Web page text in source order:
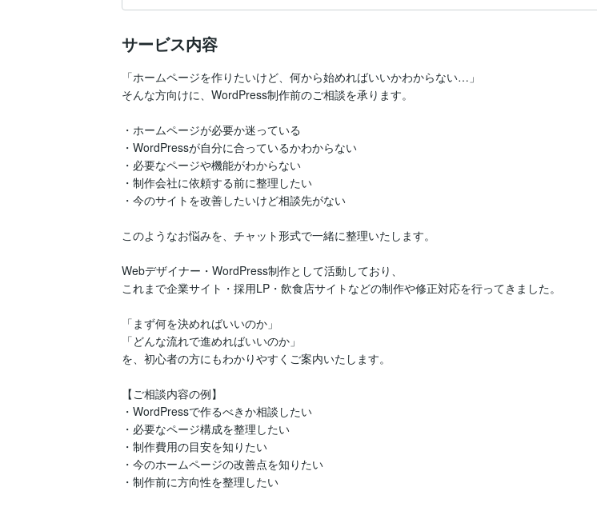
サービス内容
「ホームページを作りたいけど、何から始めればいいかわからない…」
そんな方向けに、WordPress制作前のご相談を承ります。
・ホームページが必要か迷っている
・WordPressが自分に合っているかわからない
・必要なページや機能がわからない
・制作会社に依頼する前に整理したい
・今のサイトを改善したいけど相談先がない
このようなお悩みを、チャット形式で一緒に整理いたします。
Webデザイナー・WordPress制作として活動しており、
これまで企業サイト・採用LP・飲食店サイトなどの制作や修正対応を行ってきました。
「まず何を決めればいいのか」
「どんな流れで進めればいいのか」
を、初心者の方にもわかりやすくご案内いたします。
【ご相談内容の例】
・WordPressで作るべきか相談したい
・必要なページ構成を整理したい
・制作費用の目安を知りたい
・今のホームページの改善点を知りたい
・制作前に方向性を整理したい